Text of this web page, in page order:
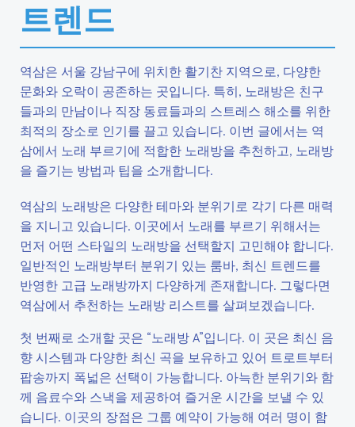
트렌드
역삼은 서울 강남구에 위치한 활기찬 지역으로, 다양한
문화와 오락이 공존하는 곳입니다. 특히, 노래방은 친구
들과의 만남이나 직장 동료들과의 스트레스 해소를 위한
최적의 장소로 인기를 끌고 있습니다. 이번 글에서는 역
삼에서 노래 부르기에 적합한 노래방을 추천하고, 노래방
을 즐기는 방법과 팁을 소개합니다.
역삼의 노래방은 다양한 테마와 분위기로 각기 다른 매력
을 지니고 있습니다. 이곳에서 노래를 부르기 위해서는
먼저 어떤 스타일의 노래방을 선택할지 고민해야 합니다.
일반적인 노래방부터 분위기 있는 룸바, 최신 트렌드를
반영한 고급 노래방까지 다양하게 존재합니다. 그렇다면
역삼에서 추천하는 노래방 리스트를 살펴보겠습니다.
첫 번째로 소개할 곳은 “노래방 A”입니다. 이 곳은 최신 음
향 시스템과 다양한 최신 곡을 보유하고 있어 트로트부터
팝송까지 폭넓은 선택이 가능합니다. 아늑한 분위기와 함
께 음료수와 스낵을 제공하여 즐거운 시간을 보낼 수 있
습니다. 이곳의 장점은 그룹 예약이 가능해 여러 명이 함